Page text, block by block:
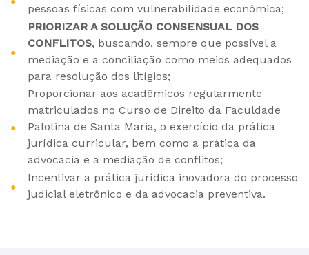
pessoas físicas com vulnerabilidade econômica;
PRIORIZAR A SOLUÇÃO CONSENSUAL DOS
CONFLITOS, buscando, sempre que possível a
mediação e a conciliação como meios adequados
para resolução dos litígios;
Proporcionar aos acadêmicos regularmente
matriculados no Curso de Direito da Faculdade
Palotina de Santa Maria, o exercício da prática
jurídica curricular, bem como a prática da
advocacia e a mediação de conflitos;
Incentivar a prática jurídica inovadora do processo
judicial eletrônico e da advocacia preventiva.